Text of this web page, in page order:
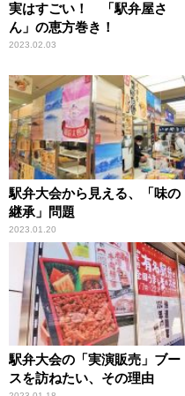
実はすごい！ 「駅弁屋さ
ん」の恵方巻き！
2023.02.03
駅弁大会から見える、「味の
継承」問題
2023.01.20
駅弁大会の「実演販売」ブー
スを訪ねたい、その理由